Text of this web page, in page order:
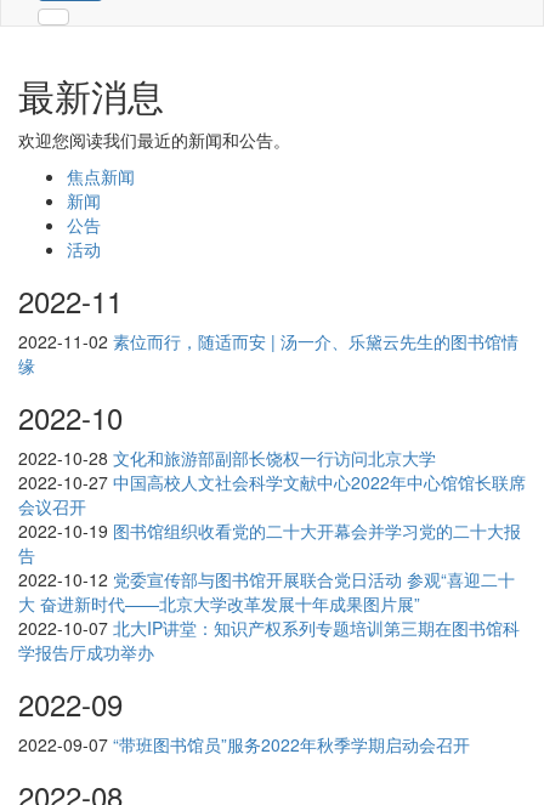
最新消息
欢迎您阅读我们最近的新闻和公告。
焦点新闻
新闻
公告
活动
2022-11
2022-11-02 素位而行，随适而安 | 汤一介、乐黛云先生的图书馆情
缘
2022-10
2022-10-28 文化和旅游部副部长饶权一行访问北京大学
2022-10-27 中国高校人文社会科学文献中心2022年中心馆馆长联席
会议召开
2022-10-19 图书馆组织收看党的二十大开幕会并学习党的二十大报
告
2022-10-12 党委宣传部与图书馆开展联合党日活动 参观“喜迎二十
大 奋进新时代——北京大学改革发展十年成果图片展”
2022-10-07 北大IP讲堂：知识产权系列专题培训第三期在图书馆科
学报告厅成功举办
2022-09
2022-09-07 “带班图书馆员”服务2022年秋季学期启动会召开
2022-08